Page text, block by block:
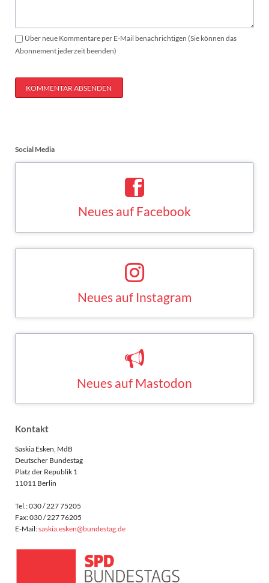
Über neue Kommentare per E-Mail benachrichtigen (Sie können das
Abonnement jederzeit beenden)
KOMMENTAR ABSENDEN
Social Media
Kontakt
Saskia Esken, MdB
Deutscher Bundestag
Platz der Republik 1
11011 Berlin
Tel.: 030 / 227 75205
Fax: 030 / 227 76205
E-Mail:saskia.esken@bundestag.de